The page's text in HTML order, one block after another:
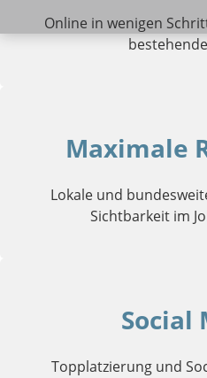
Online in wenigen
Maximale
Lokale und
Sichtbarkeit im
Social
Topplatzierung und